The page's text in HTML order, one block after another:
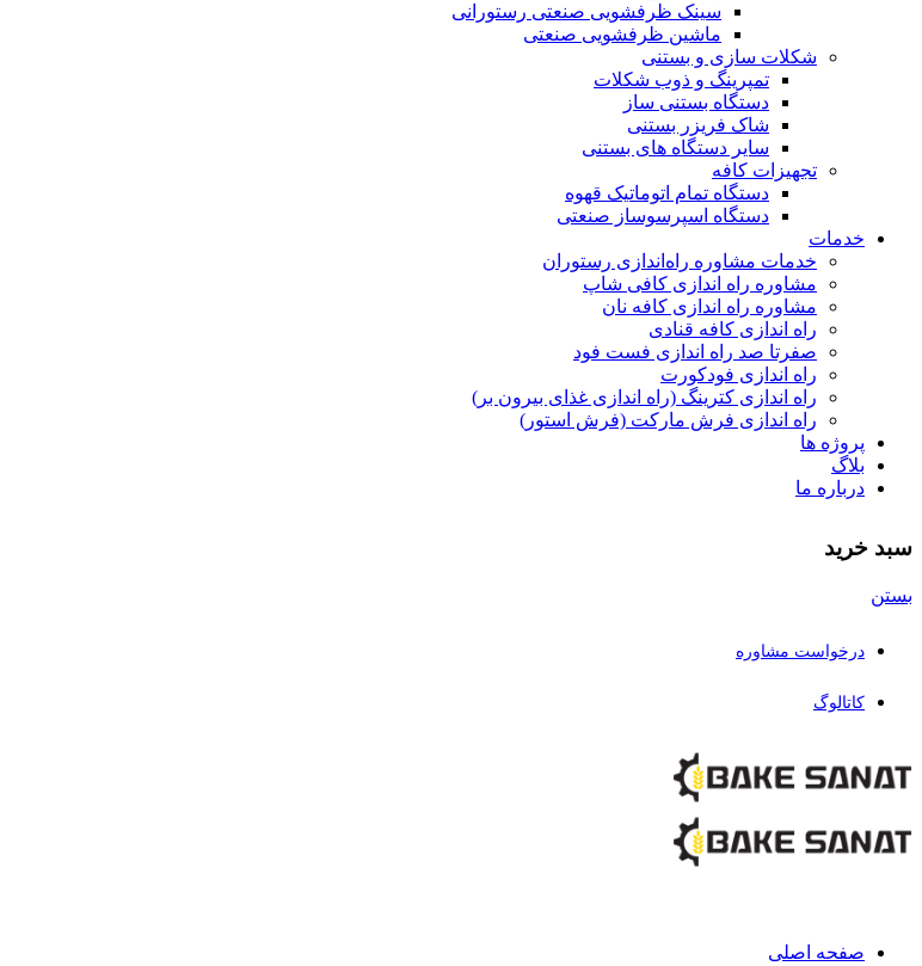
سینک ظرفشویی صنعتی رستورانی
ماشین ظرفشویی صنعتی
شکلات سازی و بستنی
تمپرینگ و ذوب شکلات
دستگاه بستنی ساز
شاک فریزر بستنی
سایر دستگاه های بستنی
تجهیزات کافه
دستگاه تمام اتوماتیک قهوه
دستگاە اسپرسوساز صنعتی
خدمات
خدمات مشاوره راه‌اندازی رستوران
مشاوره راه اندازی کافی شاپ
مشاوره راه اندازی کافه نان
راه اندازی کافه قنادی
صفرتا صد راه اندازی فست فود
راه اندازی فودکورت
راه اندازی کترینگ (راه‌ اندازی غذای بیرون بر)
راه اندازی فرش مارکت (فرش استور)
پروژه ها
بلاگ
درباره ما
سبد خرید
بستن
درخواست مشاوره
کاتالوگ
صفحه اصلی